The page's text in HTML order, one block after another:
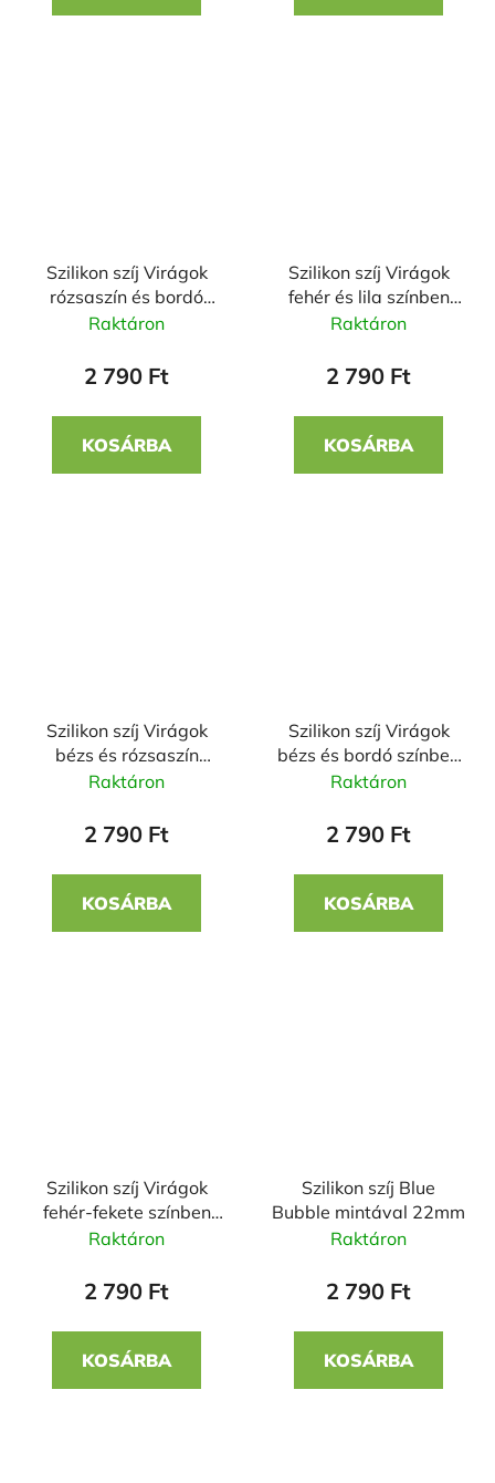
Szilikon szíj Virágok
rózsaszín és bordó
színben 22mm
Raktáron
2 790 Ft
KOSÁRBA
Szilikon szíj Virágok
fehér és lila színben
22mm
Raktáron
2 790 Ft
KOSÁRBA
Szilikon szíj Virágok
bézs és rózsaszín
színben 22mm
Raktáron
2 790 Ft
KOSÁRBA
Szilikon szíj Virágok
bézs és bordó színben
22mm
Raktáron
2 790 Ft
KOSÁRBA
Szilikon szíj Virágok
fehér-fekete színben
22mm
Raktáron
2 790 Ft
KOSÁRBA
Szilikon szíj Blue
Bubble mintával 22mm
Raktáron
2 790 Ft
KOSÁRBA